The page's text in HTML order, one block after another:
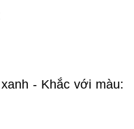
- Khắc với màu: